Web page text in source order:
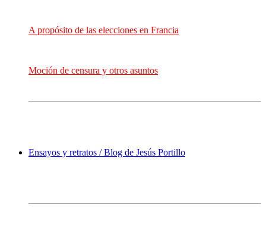
A propósito de las elecciones en Francia
Moción de censura y otros asuntos
Ensayos y retratos / Blog de Jesús Portillo